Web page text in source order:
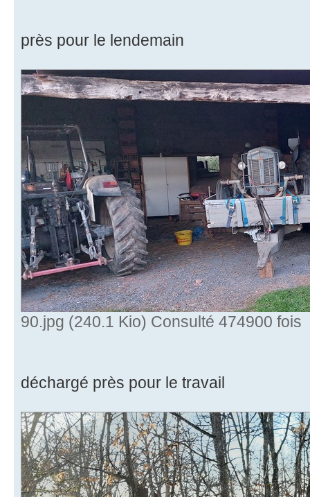
près pour le lendemain
90.jpg (240.1 Kio) Consulté 474900 fois
déchargé près pour le travail